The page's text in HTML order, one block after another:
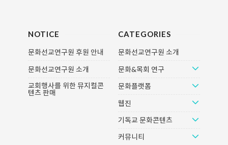
데미 환불 규정] 1. 개강일 전 취소
는 전일 오후 6시까지 가능합니다.-
금요일 또는 휴일 전일 오후 6시까
지 환불 가능합니다.2. 개강 후 1주
차까지는 70%, 2주차까지는 50%
수강료 입금계좌: 우리은행 1005-
대한 자세한 소개는
수 있습니다. ※ 수강료가 변경되었
습니다. [필름포럼 아카데미 환불 규
불- 개강 전 강의 취소는 전일 오후
주말 또는 휴일인 경우, 금요일 또는
휴일..
NOTICE
문화선교연구원 후원 안내
문화선교연구원 소개
교회행사를 위한 뮤지컬콘
텐츠 판매
CATEGORIES
문화선교연구원 소개
문화&목회 연구
문화플랫폼
웹진
기독교 문화콘텐츠
커뮤니티